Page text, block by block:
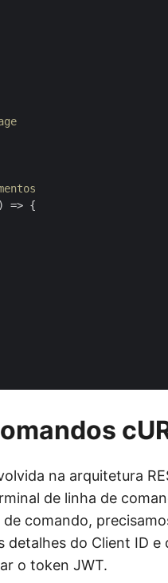
=> {
na arquitetura
de linha de
comando,
detalhes do Client ID e
o token JWT.